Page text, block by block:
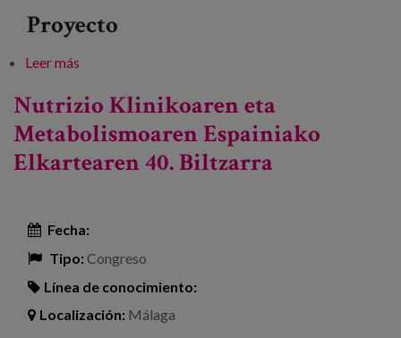
Proyecto
Leer más
Nutrizio Klinikoaren eta
Metabolismoaren Espainiako
Elkartearen 40. Biltzarra
Fecha:
Tipo:Congreso
Línea de conocimiento:
Localización: Málaga